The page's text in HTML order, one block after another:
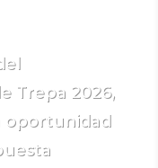
Trepa 2026,
oportunidad